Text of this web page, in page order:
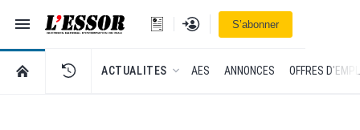
Navigation
L'Essor - retour à la une
Se connecterS’abonner
RETOUR À LA PAGE D’ACCUEIL DE L'ESSOR
ACTUALITES AES ANNONCES OFFRES